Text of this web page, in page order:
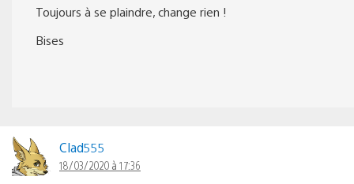
Toujours à se plaindre, change rien !
Bises
Clad555
18/03/2020 à 17:36